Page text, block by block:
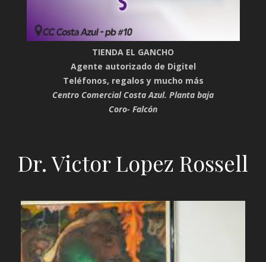
TIENDA EL GANCHO
Agente autorizado de Digitel
Teléfonos, regalos y mucho más
Centro Comercial Costa Azul. Planta baja
Coro- Falcón
Dr. Victor Lopez Rossell